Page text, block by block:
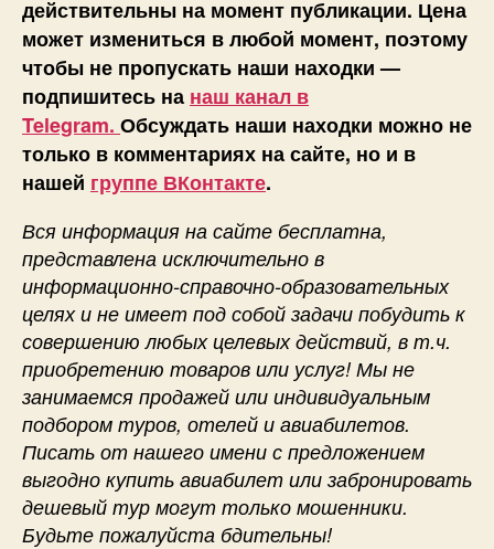
действительны на момент публикации. Цена
может измениться в любой момент, поэтому
чтобы не пропускать наши находки —
подпишитесь на наш канал в
Telegram. Обсуждать наши находки можно не
только в комментариях на сайте, но и в
нашей группе ВКонтакте.
Вся информация на сайте бесплатна,
представлена исключительно в
информационно-справочно-образовательных
целях и не имеет под собой задачи побудить к
совершению любых целевых действий, в т.ч.
приобретению товаров или услуг! Мы не
занимаемся продажей или индивидуальным
подбором туров, отелей и авиабилетов.
Писать от нашего имени с предложением
выгодно купить авиабилет или забронировать
дешевый тур могут только мошенники.
Будьте пожалуйста бдительны!